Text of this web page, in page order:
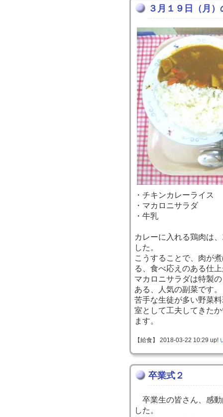
３月１９日（月）
・チキンカレーライス
・マカロニサラダ
・牛乳
カレーに入れる鶏肉は
した。
こうすることで、肉が
る、食べ応えのある仕
マカロニサラダは特製
ある、人気の副菜です。
苦手な生徒が多い野菜
室として工夫してきた
ます。
【給食】 2018-03-22 10:29 up!
卒業式２
卒業生の皆さん、感動
した。